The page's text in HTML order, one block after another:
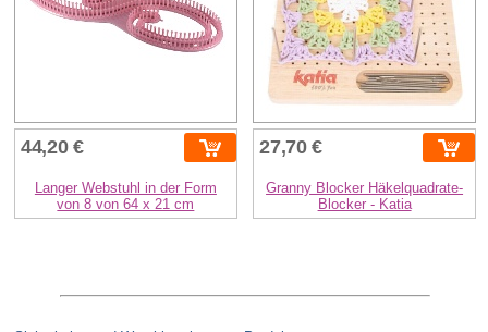
44,20 €
Langer Webstuhl in der Form
von 8 von 64 x 21 cm
27,70 €
Granny Blocker Häkelquadrate-
Blocker - Katia